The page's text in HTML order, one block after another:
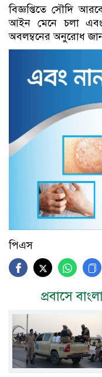
বিজ্ঞপ্তিতে সৌদি
আইন মেনে চলা এবং
অবলম্বনের অনুরোধ
পিএস
প্রবাসে